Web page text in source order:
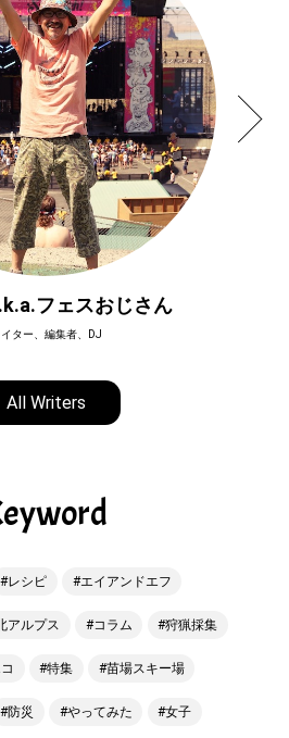
フェスおじさん
イター、編集者、DJ
All Writers
レシピ エイアンドエフ
アルプス コラム 狩猟採集
特集 苗場スキー場
防災 やってみた 女子